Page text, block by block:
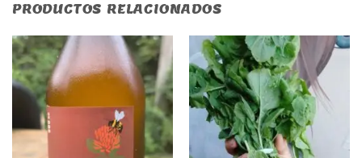
PRODUCTOS RELACIONADOS